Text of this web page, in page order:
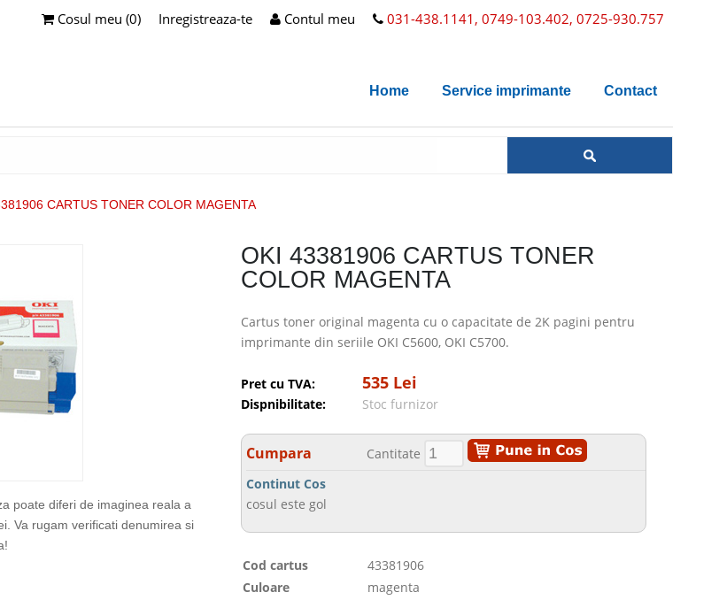
031-438.1141, 0749-103.402, 0725-930.757
Contul meu
Inregistreaza-te
Cosul meu (0)
Home Service imprimante Contact
CARTUS TONER COLOR MAGENTA
poate diferi de imaginea reala a
Va rugam verificati denumirea si
OKI 43381906 CARTUS TONER
COLOR MAGENTA
Cartus toner original magenta cu o capacitate de 2K pagini pentru
imprimante din seriile OKI C5600, OKI C5700.
Pret cu TVA: 535 Lei
Dispnibilitate: Stoc furnizor
Cumpara
Cantitate
Continut Cos
cosul este gol
Cod cartus
43381906
Culoare
magenta